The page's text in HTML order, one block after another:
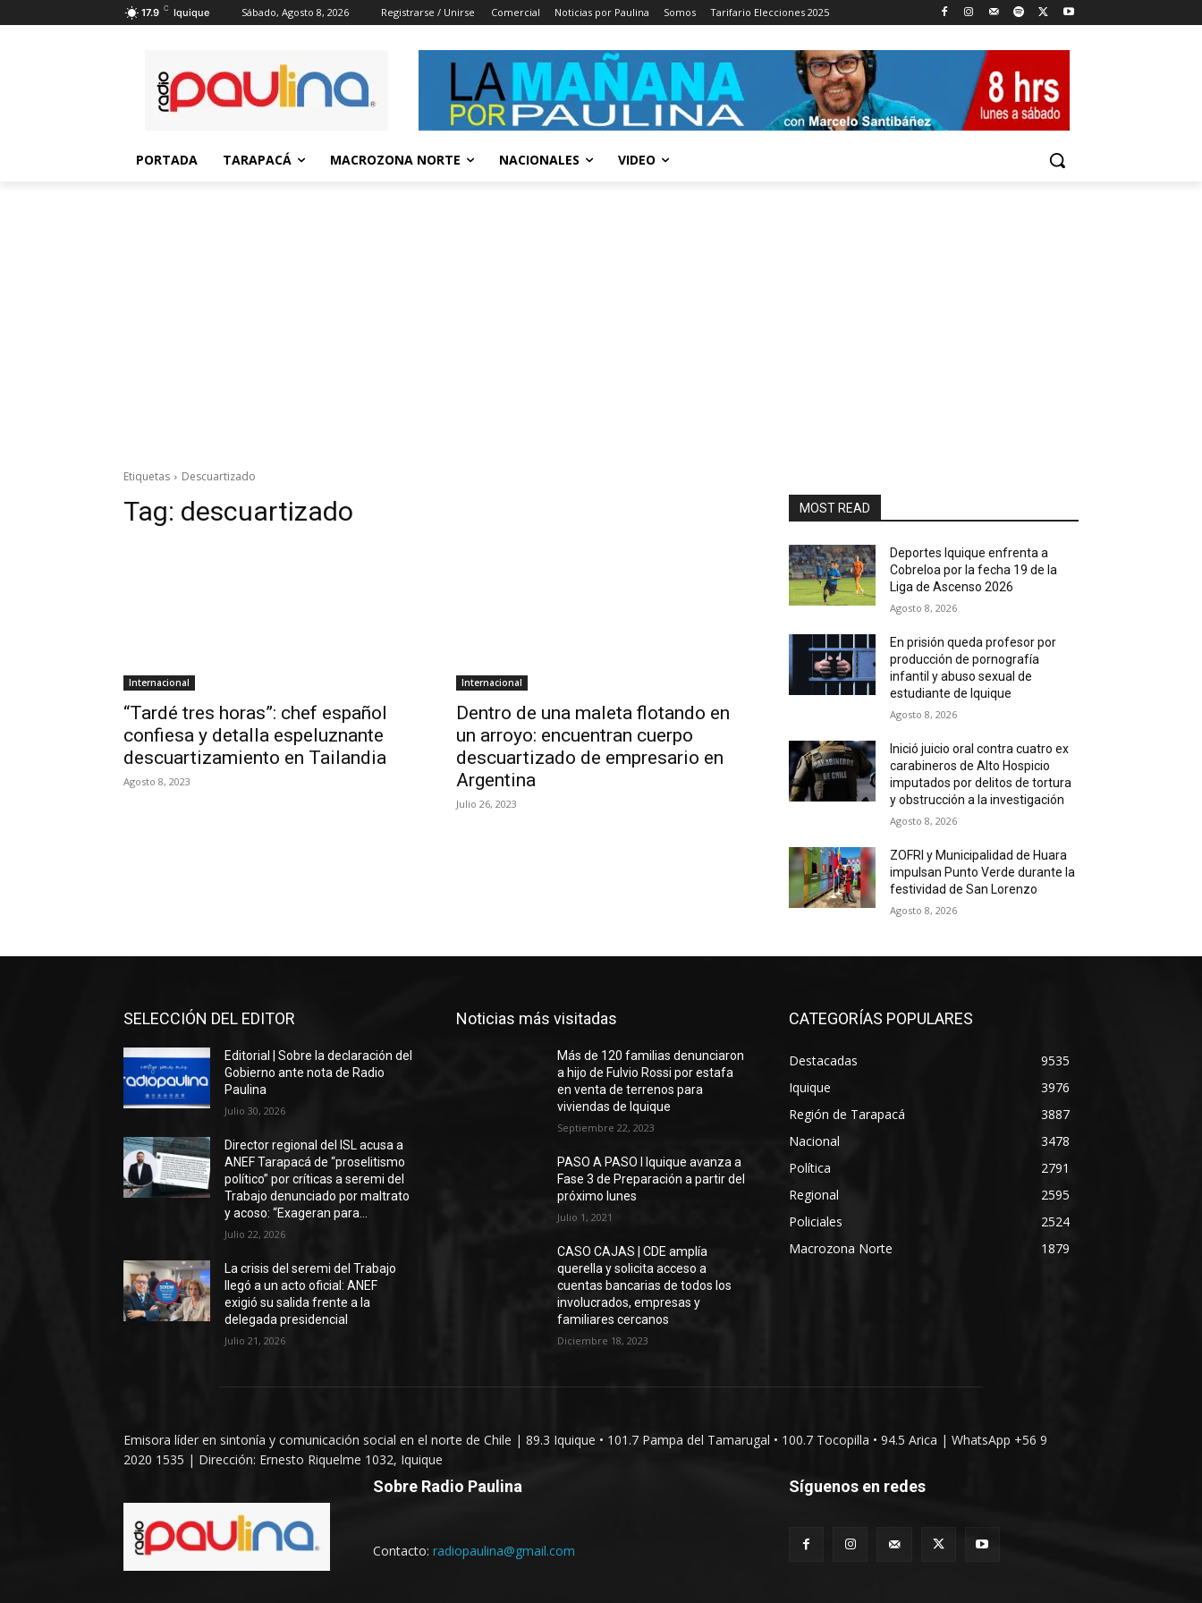
17.9 C Iquique Sábado, Agosto 8, 2026 Registrarse / Unirse Comercial Noticias por Paulina Somos Tarifario Elecciones 2025
PORTADA TARAPACÁ MACROZONA NORTE NACIONALES VIDEO
Etiquetas Descuartizado
Tag: descuartizado
Internacional
“Tardé tres horas”: chef español
confiesa y detalla espeluznante
descuartizamiento en Tailandia
Agosto 8, 2023
Internacional
Dentro de una maleta flotando en
un arroyo: encuentran cuerpo
descuartizado de empresario en
Argentina
Julio 26, 2023
MOST READ
Deportes Iquique enfrenta a
Cobreloa por la fecha 19 de la
Liga de Ascenso 2026
Agosto 8, 2026
En prisión queda profesor por
producción de pornografía
infantil y abuso sexual de
estudiante de Iquique
Agosto 8, 2026
Inició juicio oral contra cuatro ex
carabineros de Alto Hospicio
imputados por delitos de tortura
y obstrucción a la investigación
Agosto 8, 2026
ZOFRI y Municipalidad de Huara
impulsan Punto Verde durante la
festividad de San Lorenzo
Agosto 8, 2026
SELECCIÓN DEL EDITOR
Editorial | Sobre la declaración del
Gobierno ante nota de Radio
Paulina
Julio 30, 2026
Director regional del ISL acusa a
ANEF Tarapacá de “proselitismo
político” por críticas a seremi del
Trabajo denunciado por maltrato
y acoso: “Exageran para...
Julio 22, 2026
La crisis del seremi del Trabajo
llegó a un acto oficial: ANEF
exigió su salida frente a la
delegada presidencial
Julio 21, 2026
Noticias más visitadas
Más de 120 familias denunciaron
a hijo de Fulvio Rossi por estafa
en venta de terrenos para
viviendas de Iquique
Septiembre 22, 2023
PASO A PASO I Iquique avanza a
Fase 3 de Preparación a partir del
próximo lunes
Julio 1, 2021
CASO CAJAS | CDE amplía
querella y solicita acceso a
cuentas bancarias de todos los
involucrados, empresas y
familiares cercanos
Diciembre 18, 2023
CATEGORÍAS POPULARES
Destacadas
9535
Iquique
3976
Región de Tarapacá
3887
Nacional
3478
Política
2791
Regional
2595
Policiales
2524
Macrozona Norte
1879
Emisora líder en sintonía y comunicación social en el norte de Chile | 89.3 Iquique • 101.7 Pampa del Tamarugal • 100.7 Tocopilla • 94.5 Arica | WhatsApp +56 9
2020 1535 | Dirección: Ernesto Riquelme 1032, Iquique
Sobre Radio Paulina
Contacto: radiopaulina@gmail.com
Síguenos en redes